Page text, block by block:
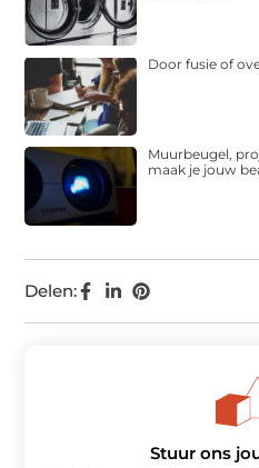
Delen:
Door fusie of
Muurbeugel,
maak je jouw
Stuur ons